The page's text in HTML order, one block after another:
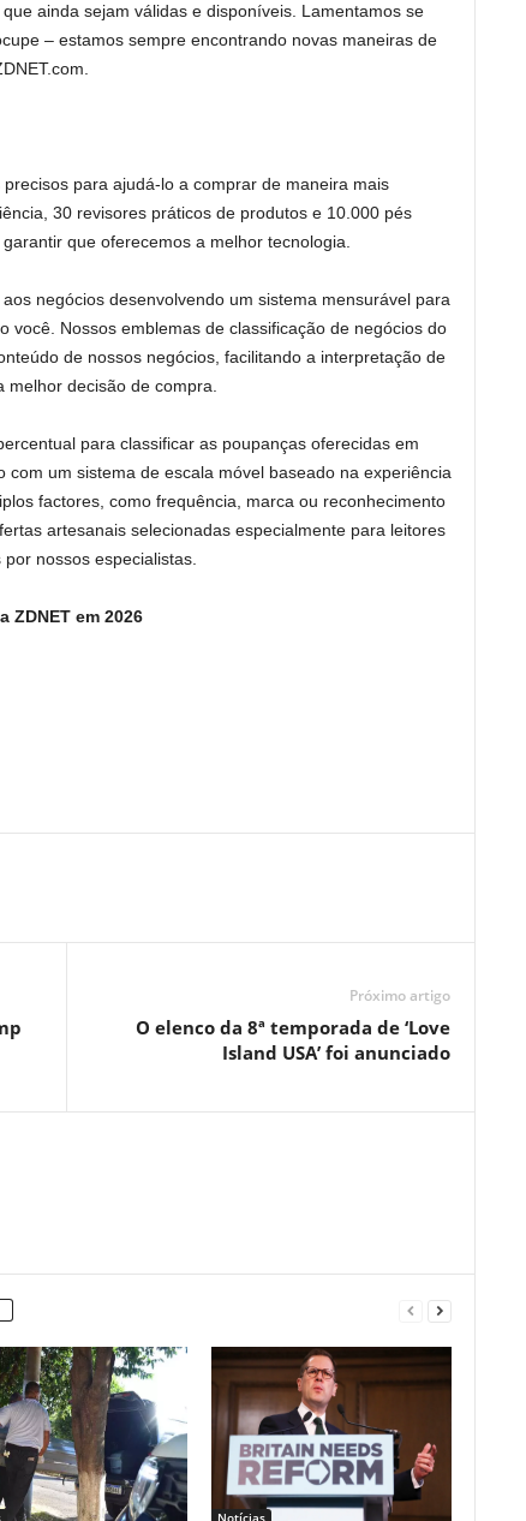
ainda sejam válidas e disponíveis. Lamentamos se
– estamos sempre encontrando novas maneiras de
para ajudá-lo a comprar de maneira mais
30 revisores práticos de produtos e 10.000 pés
que oferecemos a melhor tecnologia.
negócios desenvolvendo um sistema mensurável para
você. Nossos emblemas de classificação de negócios do
de nossos negócios, facilitando a interpretação de
decisão de compra.
para classificar as poupanças oferecidas em
um sistema de escala móvel baseado na experiência
factores, como frequência, marca ou reconhecimento
artesanais selecionadas especialmente para leitores
nossos especialistas.
ZDNET em 2026
Próximo artigo
O elenco da 8ª temporada de ‘Love
Island USA’ foi anunciado
Notícias